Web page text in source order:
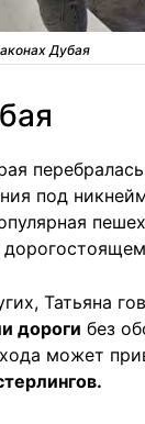
Дубая
под
Татьяна
дороги без
может